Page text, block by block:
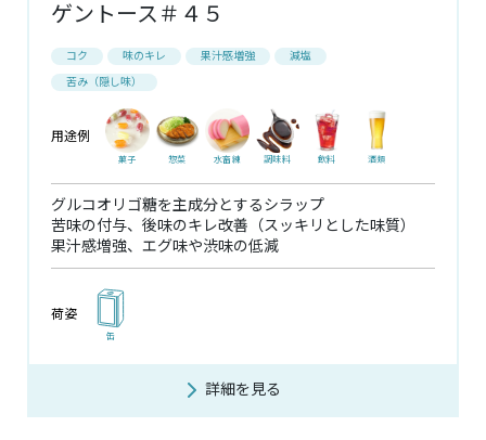
ゲントース＃４５
コク 味のキレ 果汁感増強 減塩
苦み（隠し味）
用途例
菓子 惣菜 水畜練 調味料 飲料 酒類
グルコオリゴ糖を主成分とするシラップ
苦味の付与、後味のキレ改善（スッキリとした味質）
果汁感増強、エグ味や渋味の低減
荷姿
缶
詳細を見る